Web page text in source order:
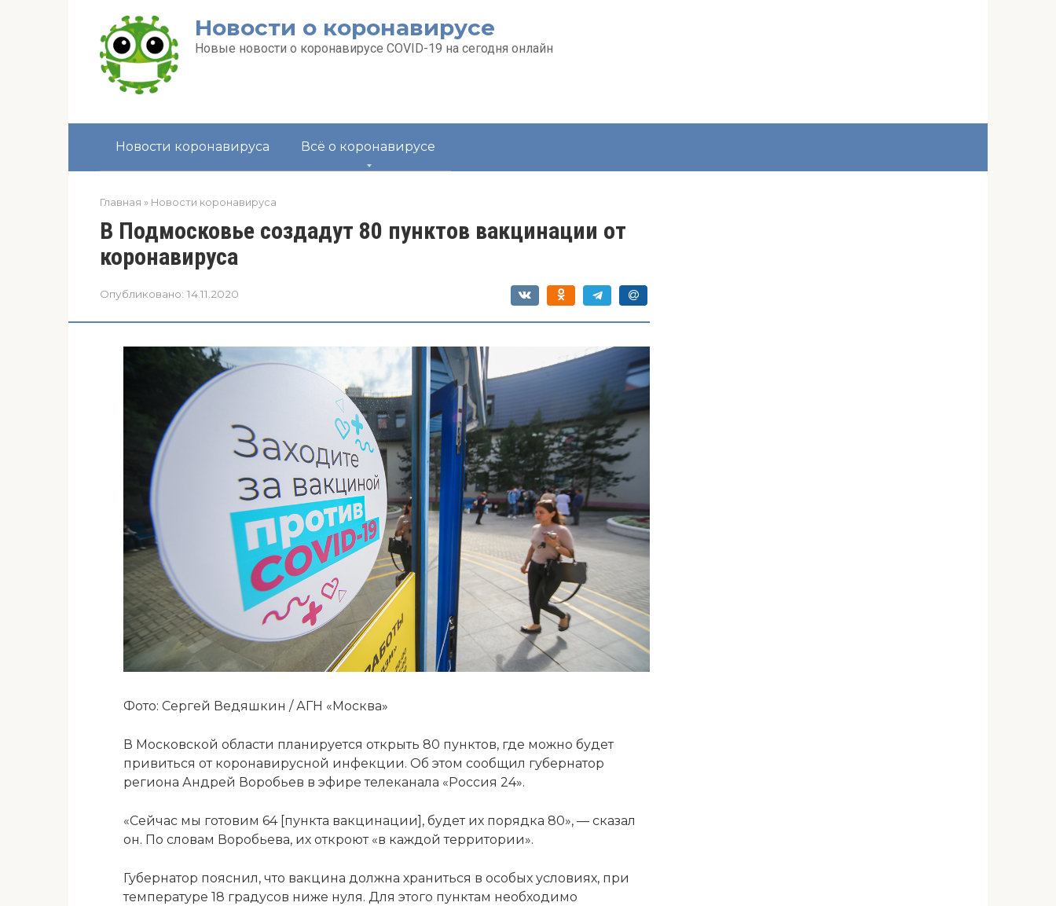
Новости о коронавирусе
Новые новости о коронавирусе COVID-19 на сегодня онлайн
Новости коронавируса Всё о коронавирусе
Главная » Новости коронавируса
В Подмосковье создадут 80 пунктов вакцинации от
коронавируса
Опубликовано: 14.11.2020
Фото: Сергей Ведяшкин / АГН «Москва»
В Московской области планируется открыть 80 пунктов, где можно будет
привиться от коронавирусной инфекции. Об этом сообщил губернатор
региона Андрей Воробьев в эфире телеканала «Россия 24».
«Сейчас мы готовим 64 [пункта вакцинации], будет их порядка 80», — сказал
он. По словам Воробьева, их откроют «в каждой территории».
Губернатор пояснил, что вакцина должна храниться в особых условиях, при
температуре 18 градусов ниже нуля. Для этого пунктам необходимо